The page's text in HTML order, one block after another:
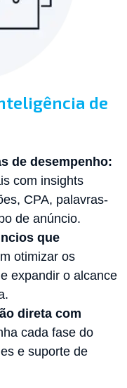
de
de desempenho:
com insights
CPA, palavras-
de anúncio.
que
otimizar os
expandir o alcance
direta com
cada fase do
e suporte de